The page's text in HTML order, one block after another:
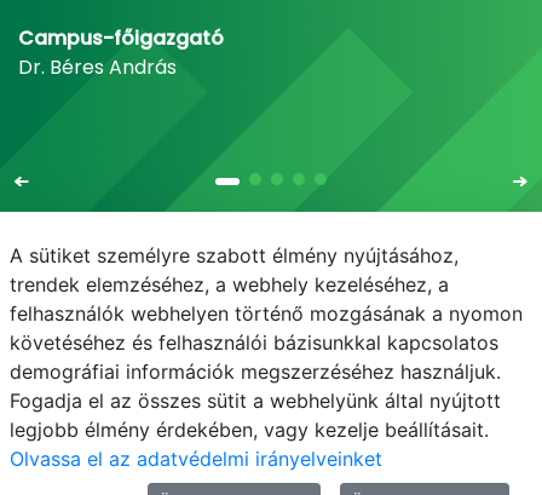
Campus-főigazgató
Dr. Béres András
E-mail Telefonkönyv NEPTUN
E-learning
Adatvédelem
Próba20240930
A sütiket személyre szabott élmény nyújtásához,
trendek elemzéséhez, a webhely kezeléséhez, a
felhasználók webhelyen történő mozgásának a nyomon
követéséhez és felhasználói bázisunkkal kapcsolatos
demográfiai információk megszerzéséhez használjuk.
Fogadja el az összes sütit a webhelyünk által nyújtott
legjobb élmény érdekében, vagy kezelje beállításait.
Olvassa el az adatvédelmi irányelveinket